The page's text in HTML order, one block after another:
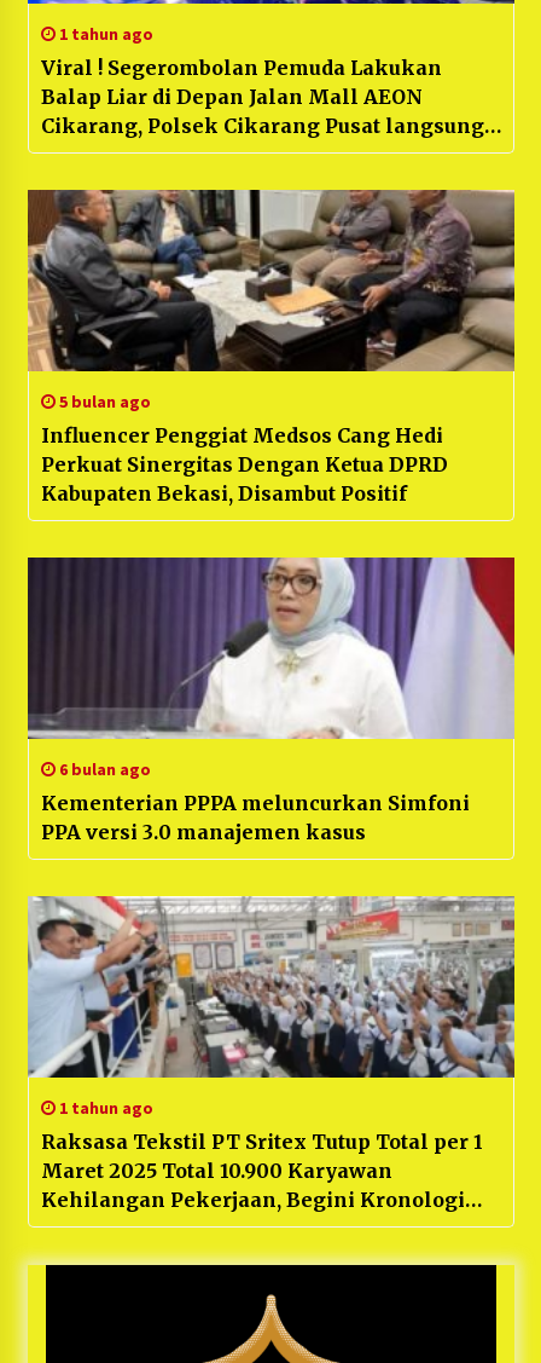
1 tahun ago
Viral ! Segerombolan Pemuda Lakukan
Balap Liar di Depan Jalan Mall AEON
Cikarang, Polsek Cikarang Pusat langsung
Gerak Cepat Gelar Patroli
5 bulan ago
Influencer Penggiat Medsos Cang Hedi
Perkuat Sinergitas Dengan Ketua DPRD
Kabupaten Bekasi, Disambut Positif
6 bulan ago
Kementerian PPPA meluncurkan Simfoni
PPA versi 3.0 manajemen kasus
1 tahun ago
Raksasa Tekstil PT Sritex Tutup Total per 1
Maret 2025 Total 10.900 Karyawan
Kehilangan Pekerjaan, Begini Kronologi
Awal Kebangkrutannya